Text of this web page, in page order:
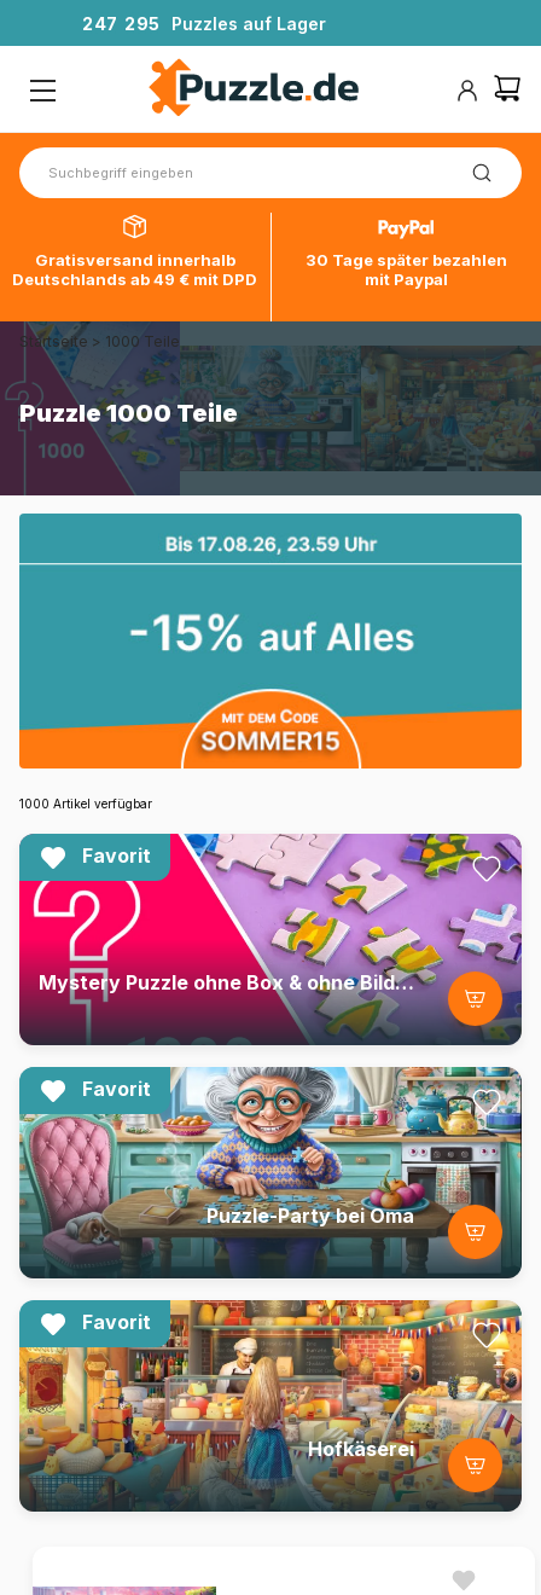
247 295 Puzzles auf Lager
Gratisversand innerhalb
Deutschlands ab 49 € mit DPD
30 Tage später bezahlen
mit Paypal
Startseite > 1000 Teile
Puzzle 1000 Teile
1000 Artikel verfügbar
Favorit
Mystery Puzzle ohne Box & ohne Bild - Beutel mit 1000 Teilen
Favorit
Puzzle-Party bei Oma
Favorit
Hofkäserei